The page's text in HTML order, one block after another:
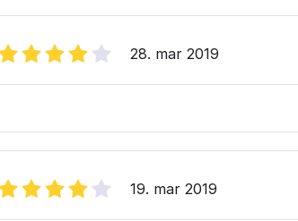
28. mar 2019
19. mar 2019